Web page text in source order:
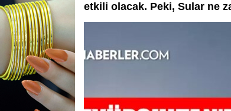
etkili olacak. Peki, Sular ne